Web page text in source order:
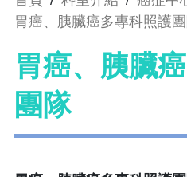
胃癌、胰臟癌多專科照護
胃癌、胰臟
團隊